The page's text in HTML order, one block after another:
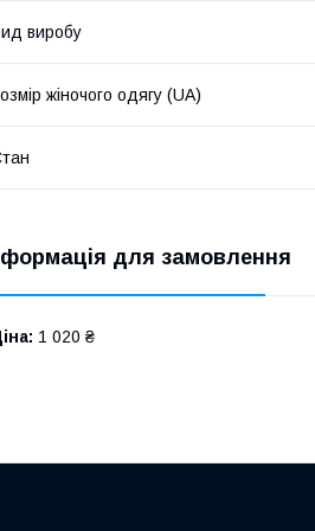
виробу
жіночого одягу (UA)
для замовлення
1 020 ₴